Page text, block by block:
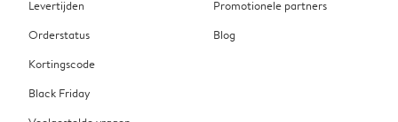
Levertijden
Orderstatus
Kortingscode
Black Friday
Promotionele partners
Blog